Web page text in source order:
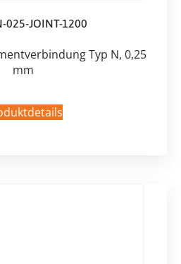
025-JOINT-1200
Typ N, 0,25
mm